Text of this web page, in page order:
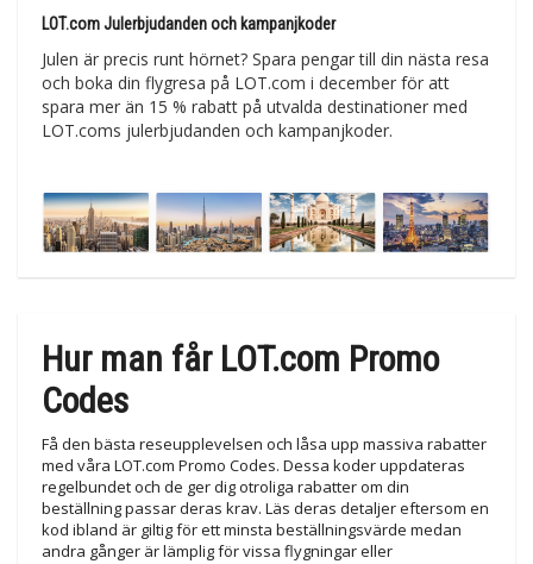
LOT.com Julerbjudanden och kampanjkoder
Julen är precis runt hörnet? Spara pengar till din nästa resa
och boka din flygresa på LOT.com i december för att
spara mer än 15 % rabatt på utvalda destinationer med
LOT.coms julerbjudanden och kampanjkoder.
Hur man får LOT.com Promo
Codes
Få den bästa reseupplevelsen och låsa upp massiva rabatter
med våra LOT.com Promo Codes. Dessa koder uppdateras
regelbundet och de ger dig otroliga rabatter om din
beställning passar deras krav. Läs deras detaljer eftersom en
kod ibland är giltig för ett minsta beställningsvärde medan
andra gånger är lämplig för vissa flygningar eller